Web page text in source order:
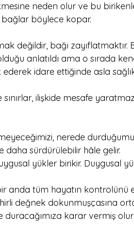
neden olur ve bu
böylece kopar.
değildir, bağı zayıflatmaktır.
anlatıldı ama o sırada
idare ettiğinde asla
sınırlar, ilişkide mesafe
nerede
daha sürdürülebilir hâle gelir.
yükler birikir. Duygusal
anda tüm hayatın kontrolünü
değnek dokunmuşçasına
karar vermiş